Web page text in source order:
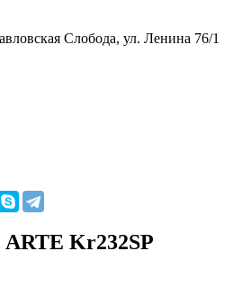
Слобода, ул. Ленина 76/1
Kr232SP